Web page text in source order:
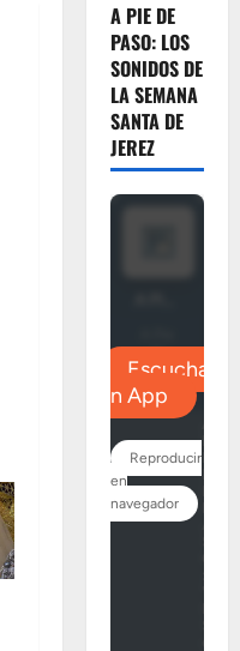
A PIE DE
PASO: LOS
SONIDOS DE
LA SEMANA
SANTA DE
JEREZ